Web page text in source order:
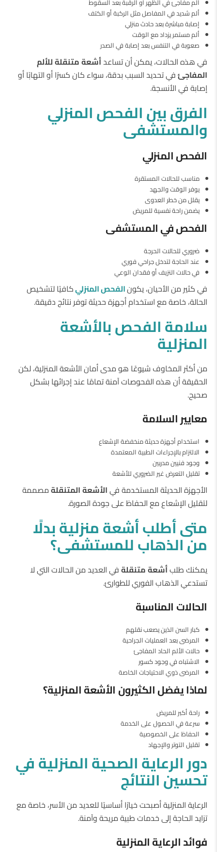
ألم شديد في المفاصل مثل الركبة أو الكتف
إصابة مباشرة بعد حادث منزلي
ألم مستمر يزداد مع الوقت
صعوبة في التنفس بعد إصابة في الصدر
في هذه الحالات، يمكن أن تساعدأشعةمتنقلةللألم
المفاجئفي تحديد السبب بدقة، سواء كان كسرًا أو التهابًا أو
إصابة في الأنسجة.
الفرقبينالفحصالمنزلي
والمستشفى
الفحصالمنزلي
مناسب للحالات المستقرة
يوفر الوقت والجهد
يقلل من خطر العدوى
يضمن راحة نفسية للمريض
الفحصفيالمستشفى
ضروري للحالات الحرجة
عند الحاجة لتدخل جراحي فوري
في حالات النزيف أو فقدان الوعي
في كثير من الأحيان، يكونالفحصالمنزليكافيًا لتشخيص
الحالة، خاصة مع استخدام أجهزة حديثة توفر نتائج دقيقة.
سلامةالفحصبالأشعة
المنزلية
من أكثر المخاوف شيوعًا هو مدى أمان الأشعة المنزلية، لكن
الحقيقة أن هذه الفحوصات آمنة تمامًا عند إجرائها بشكل
صحيح.
معاييرالسلامة
استخدام أجهزة حديثة منخفضة الإشعاع
الالتزام بالإجراءات الطبية المعتمدة
وجود فنيين مدربين
تقليل التعرض غير الضروري للأشعة
الأجهزة الحديثة المستخدمة فيالأشعةالمتنقلةمصممة
لتقليل الإشعاع مع الحفاظ على جودة الصورة.
متىأطلبأشعةمنزليةبدلًا
منالذهابللمستشفى؟
يمكنك طلبأشعةمتنقلةفي العديد من الحالات التي لا
تستدعي الذهاب الفوري للطوارئ.
الحالاتالمناسبة
كبار السن الذين يصعب نقلهم
المرضى بعد العمليات الجراحية
حالات الألم الحاد المفاجئ
الاشتباه في وجود كسور
المرضى ذوي الاحتياجات الخاصة
لماذايفضلالكثيرونالأشعةالمنزلية؟
راحة أكبر للمريض
سرعة في الحصول على الخدمة
الحفاظ على الخصوصية
تقليل التوتر والإجهاد
دورالرعايةالصحيةالمنزليةفي
تحسينالنتائج
الرعاية المنزلية أصبحت خيارًا أساسيًا للعديد من الأسر، خاصة مع
تزايد الحاجة إلى خدمات طبية مريحة وآمنة.
فوائدالرعايةالمنزلية